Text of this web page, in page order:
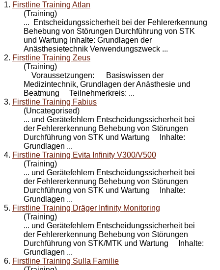
1. Firstline Training Atlan
(Training)
... Entscheidungssicherheit bei der Fehlererkennung
Behebung von Störungen Durchführung von STK
und Wartung Inhalte: Grundlagen der
Anästhesietechnik Verwendungszweck ...
2. Firstline Training Zeus
(Training)
Voraussetzungen: Basiswissen der
Medizintechnik, Grundlagen der Anästhesie und
Beatmung Teilnehmerkreis: ...
3. Firstline Training Fabius
(Uncategorised)
... und Gerätefehlern Entscheidungssicherheit bei
der Fehlererkennung Behebung von Störungen
Durchführung von STK und Wartung
Inhalte:
Grundlagen ...
4. Firstline Training Evita Infinity V300/V500
(Training)
... und Gerätefehlern Entscheidungssicherheit bei
der Fehlererkennung Behebung von Störungen
Durchführung von STK und Wartung
Inhalte:
Grundlagen ...
5. Firstline Training Dräger Infinity Monitoring
(Training)
... und Gerätefehlern Entscheidungssicherheit bei
der Fehlererkennung Behebung von Störungen
Durchführung von STK/MTK und Wartung
Inhalte:
Grundlagen ...
6. Firstline Training Sulla Familie